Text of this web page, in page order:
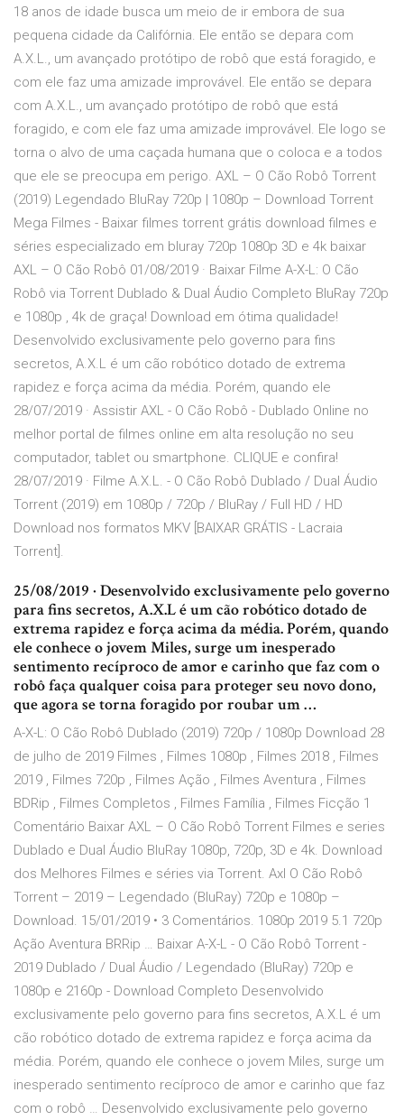
18 anos de idade busca um meio de ir embora de sua
pequena cidade da Califórnia. Ele então se depara com
A.X.L., um avançado protótipo de robô que está foragido, e
com ele faz uma amizade improvável. Ele então se depara
com A.X.L., um avançado protótipo de robô que está
foragido, e com ele faz uma amizade improvável. Ele logo se
torna o alvo de uma caçada humana que o coloca e a todos
que ele se preocupa em perigo. AXL – O Cão Robô Torrent
(2019) Legendado BluRay 720p | 1080p – Download Torrent
Mega Filmes - Baixar filmes torrent grátis download filmes e
séries especializado em bluray 720p 1080p 3D e 4k baixar
AXL – O Cão Robô 01/08/2019 · Baixar Filme A-X-L: O Cão
Robô via Torrent Dublado & Dual Áudio Completo BluRay 720p
e 1080p , 4k de graça! Download em ótima qualidade!
Desenvolvido exclusivamente pelo governo para fins
secretos, A.X.L é um cão robótico dotado de extrema
rapidez e força acima da média. Porém, quando ele
28/07/2019 · Assistir AXL - O Cão Robô - Dublado Online no
melhor portal de filmes online em alta resolução no seu
computador, tablet ou smartphone. CLIQUE e confira!
28/07/2019 · Filme A.X.L. - O Cão Robô Dublado / Dual Áudio
Torrent (2019) em 1080p / 720p / BluRay / Full HD / HD
Download nos formatos MKV [BAIXAR GRÁTIS - Lacraia
Torrent].
25/08/2019 · Desenvolvido exclusivamente pelo governo
para fins secretos, A.X.L é um cão robótico dotado de
extrema rapidez e força acima da média. Porém, quando
ele conhece o jovem Miles, surge um inesperado
sentimento recíproco de amor e carinho que faz com o
robô faça qualquer coisa para proteger seu novo dono,
que agora se torna foragido por roubar um …
A-X-L: O Cão Robô Dublado (2019) 720p / 1080p Download 28
de julho de 2019 Filmes , Filmes 1080p , Filmes 2018 , Filmes
2019 , Filmes 720p , Filmes Ação , Filmes Aventura , Filmes
BDRip , Filmes Completos , Filmes Família , Filmes Ficção 1
Comentário Baixar AXL – O Cão Robô Torrent Filmes e series
Dublado e Dual Áudio BluRay 1080p, 720p, 3D e 4k. Download
dos Melhores Filmes e séries via Torrent. Axl O Cão Robô
Torrent – 2019 – Legendado (BluRay) 720p e 1080p –
Download. 15/01/2019 • 3 Comentários. 1080p 2019 5.1 720p
Ação Aventura BRRip … Baixar A-X-L - O Cão Robô Torrent -
2019 Dublado / Dual Áudio / Legendado (BluRay) 720p e
1080p e 2160p - Download Completo Desenvolvido
exclusivamente pelo governo para fins secretos, A.X.L é um
cão robótico dotado de extrema rapidez e força acima da
média. Porém, quando ele conhece o jovem Miles, surge um
inesperado sentimento recíproco de amor e carinho que faz
com o robô … Desenvolvido exclusivamente pelo governo